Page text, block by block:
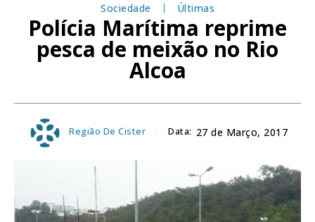
Sociedade Últimas
Polícia Marítima reprime
pesca de meixão no Rio
Alcoa
Região De Cister Data: 27 de Março, 2017